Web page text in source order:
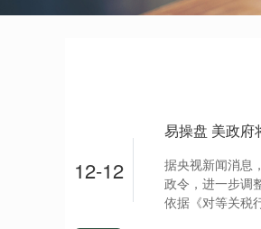
12-12
易操盘 美政府
据央视新闻消息
政令，进一步调
依据《对等关税